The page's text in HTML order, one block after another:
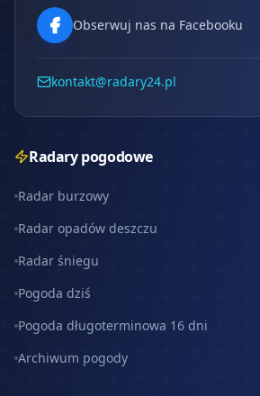
Obserwuj nas na Facebooku
kontakt@radary24.pl
Radary pogodowe
Radar burzowy
Radar opadów deszczu
Radar śniegu
Pogoda dziś
Pogoda długoterminowa 16 dni
Archiwum pogody